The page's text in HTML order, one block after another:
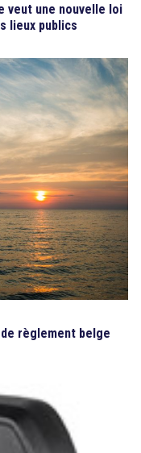
veut une nouvelle loi
lieux publics
règlement belge